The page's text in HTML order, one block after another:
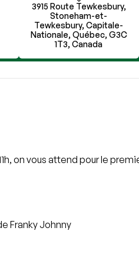
3915 Route Tewkesbury,
Stoneham-et-
Tewkesbury, Capitale-
Nationale, Québec, G3C
1T3, Canada
on vous attend pour le
Franky Johnny